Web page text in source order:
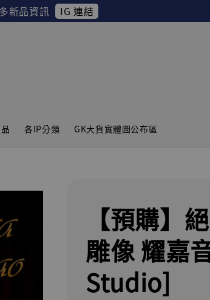
新品資訊 IG 連結
各IP分類 GK大貨實體圖公布區
【預購】
雕像 耀嘉
Studio]